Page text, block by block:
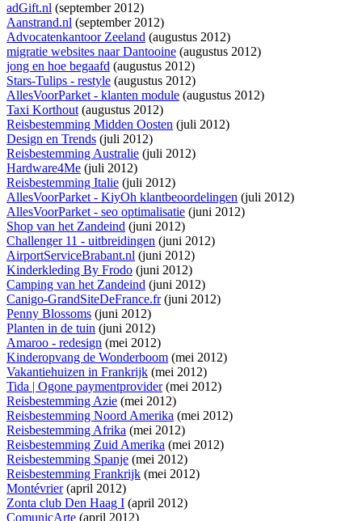
adGift.nl (september 2012)
Aanstrand.nl (september 2012)
Advocatenkantoor Zeeland (augustus 2012)
migratie websites naar Dantooine (augustus 2012)
jong en hoe begaafd (augustus 2012)
Stars-Tulips - restyle (augustus 2012)
AllesVoorParket - klanten module (augustus 2012)
Taxi Korthout(augustus 2012)
Reisbestemming Midden Oosten (juli 2012)
Design en Trends (juli 2012)
Reisbestemming Australie (juli 2012)
Hardware4Me (juli 2012)
Reisbestemming Italie (juli 2012)
AllesVoorParket - KiyOh klantbeoordelingen (juli 2012)
AllesVoorParket - seo optimalisatie (juni 2012)
Shop van het Zandeind (juni 2012)
Challenger 11 - uitbreidingen (juni 2012)
AirportServiceBrabant.nl (juni 2012)
Kinderkleding By Frodo (juni 2012)
Camping van het Zandeind (juni 2012)
Canigo-GrandSiteDeFrance.fr(juni 2012)
Penny Blossoms (juni 2012)
Planten in de tuin (juni 2012)
Amaroo - redesign (mei 2012)
Kinderopvang de Wonderboom (mei 2012)
Vakantiehuizen in Frankrijk (mei 2012)
Tida | Ogone paymentprovider(mei 2012)
Reisbestemming Azie (mei 2012)
Reisbestemming Noord Amerika (mei 2012)
Reisbestemming Afrika (mei 2012)
Reisbestemming Zuid Amerika (mei 2012)
Reisbestemming Spanje (mei 2012)
Reisbestemming Frankrijk (mei 2012)
Montévrier(april 2012)
Zonta club Den Haag I (april 2012)
ComunicArte (april 2012)